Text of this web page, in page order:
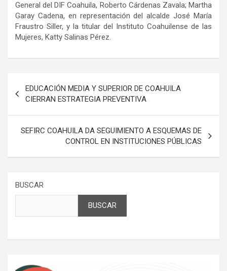
General del DIF Coahuila, Roberto Cárdenas Zavala; Martha
Garay Cadena, en representación del alcalde José María
Fraustro Siller, y la titular del Instituto Coahuilense de las
Mujeres, Katty Salinas Pérez.
Navegación
de
entradas
EDUCACIÓN MEDIA Y SUPERIOR DE COAHUILA
CIERRAN ESTRATEGIA PREVENTIVA
SEFIRC COAHUILA DA SEGUIMIENTO A ESQUEMAS DE
CONTROL EN INSTITUCIONES PÚBLICAS
BUSCAR
BUSCAR